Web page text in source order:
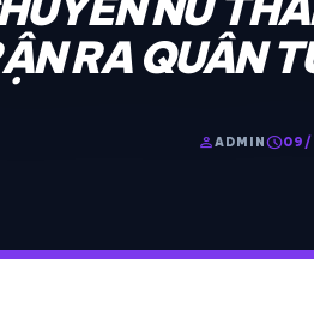
RA QUÂN
personADMINschedule09/